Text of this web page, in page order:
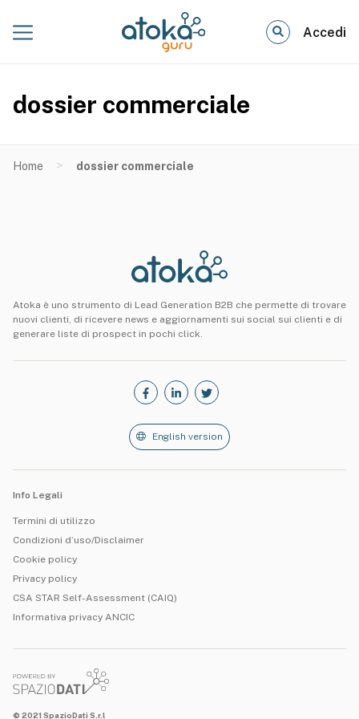
Accedi
dossier commerciale
Home > dossier commerciale
Atoka è uno strumento di Lead Generation B2B che permette di trovare
nuovi clienti, di ricevere news e aggiornamenti sui social sui clienti e di
generare liste di prospect in pochi click.
English version
Info Legali
Termini di utilizzo
Condizioni d’uso/Disclaimer
Cookie policy
Privacy policy
CSA STAR Self-Assessment (CAIQ)
Informativa privacy ANCIC
© 2021 SpazioDati S.r.l